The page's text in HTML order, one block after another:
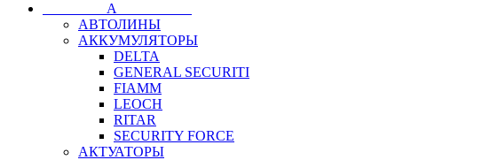
⠀⠀⠀⠀⠀⠀А⠀⠀⠀⠀⠀⠀⠀
АВТОЛИНЫ
АККУМУЛЯТОРЫ
DELTA
GENERAL SECURITI
FIAMM
LEOCH
RITAR
SECURITY FORCE
АКТУАТОРЫ